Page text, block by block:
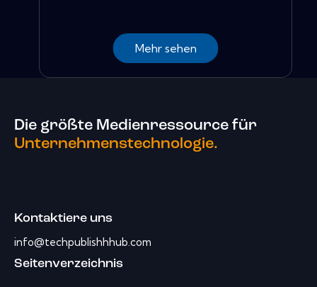
Mehr sehen
Die größte Medienressource für
Unternehmenstechnologie.
Kontaktiere uns
info@techpublishhhub.com
Seitenverzeichnis